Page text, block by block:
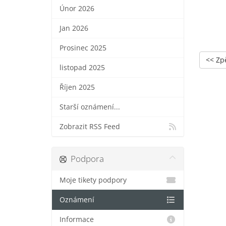
Únor 2026
Jan 2026
Prosinec 2025
listopad 2025
Říjen 2025
Starší oznámení...
Zobrazit RSS Feed
<<
Podpora
Moje tikety podpory
Oznámení
Informace